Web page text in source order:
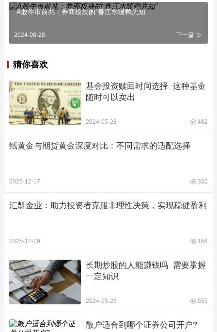
A股牛市前兆：券商板块的“春江水暖鸭先知”
2024-08-28 下一篇
猜你喜欢
基金投资赎回时间选择  这种基金
随时可以卖出
2024-05-28 482
纸黄金与期货黄金深度对比：不同需求的适配选择
2025-12-17 332
汇凯金业：助力投资者克服非理性决策，实现稳健盈利
2025-12-29 164
长期炒股的人能赚钱吗  需要掌握
一定知识
2024-05-28 559
散户适合到哪个证券公司开户?